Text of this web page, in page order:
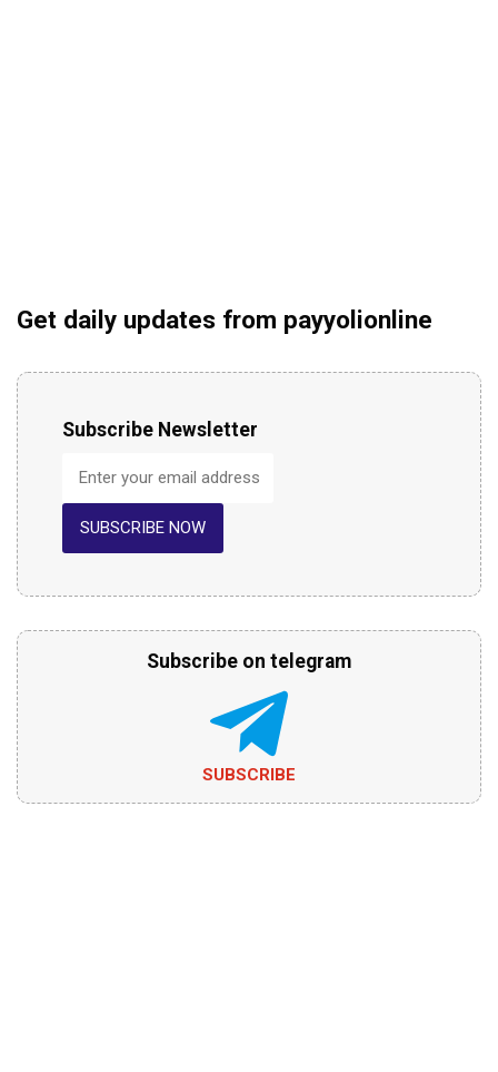
Get daily updates from payyolionline
Subscribe Newsletter
SUBSCRIBE NOW
Subscribe on telegram
SUBSCRIBE